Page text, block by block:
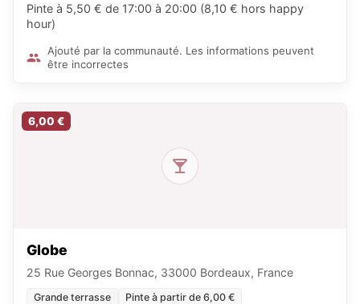
Pinte à 5,50 € de 17:00 à 20:00 (8,10 € hors happy
hour)
Ajouté par la communauté. Les informations peuvent
être incorrectes
6,00 €
Globe
25 Rue Georges Bonnac, 33000 Bordeaux, France
Grande terrasse Pinte à partir de 6,00 €